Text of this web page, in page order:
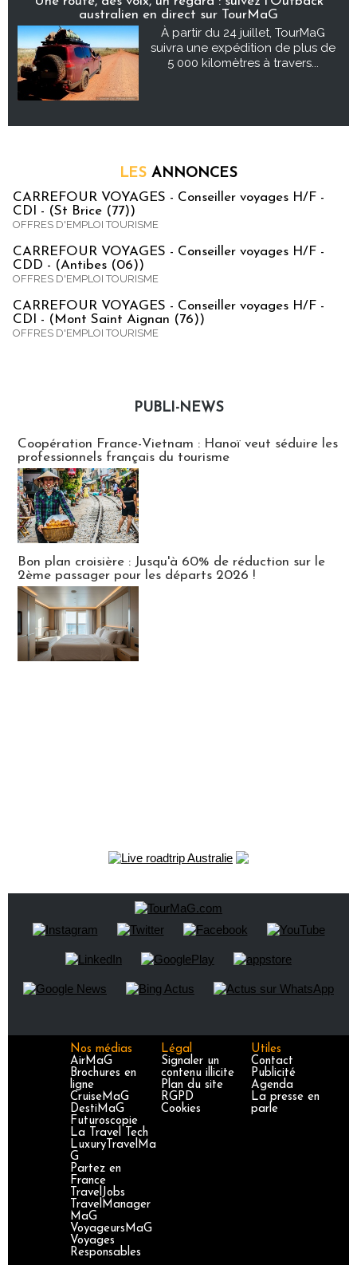
australien en direct sur TourMaG
À partir du 24 juillet, TourMaG
suivra une expédition de plus de
5 000 kilomètres à travers...
LES ANNONCES
CARREFOUR VOYAGES - Conseiller voyages H/F -
CDI - (St Brice (77))
OFFRES D'EMPLOI TOURISME
CARREFOUR VOYAGES - Conseiller voyages H/F -
CDD - (Antibes (06))
OFFRES D'EMPLOI TOURISME
CARREFOUR VOYAGES - Conseiller voyages H/F -
CDI - (Mont Saint Aignan (76))
OFFRES D'EMPLOI TOURISME
PUBLI-NEWS
Coopération France-Vietnam : Hanoï veut séduire les
professionnels français du tourisme
Bon plan croisière : Jusqu'à 60% de réduction sur le
2ème passager pour les départs 2026 !
Nos médias
AirMaG
Brochures en
ligne
CruiseMaG
DestiMaG
Futuroscopie
La Travel Tech
LuxuryTravelMa
G
Partez en
France
TravelJobs
TravelManager
MaG
VoyageursMaG
Voyages
Responsables
Légal
Signaler un
contenu illicite
Plan du site
RGPD
Cookies
Utiles
Contact
Publicité
Agenda
La presse en
parle